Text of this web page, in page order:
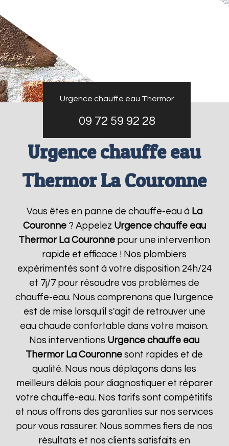
Urgence chauffe eau Thermor
09 72 59 92 28
Urgence chauffe eau
Thermor La Couronne
Vous êtes en panne de chauffe-eau à La
Couronne? Appelez Urgence chauffe eau
Thermor La Couronne pour une intervention
rapide et efficace ! Nos plombiers
expérimentés sont à votre disposition 24h/24
et 7j/7 pour résoudre vos problèmes de
chauffe-eau. Nous comprenons que l'urgence
est de mise lorsqu'il s'agit de retrouver une
eau chaude confortable dans votre maison.
Nos interventions Urgence chauffe eau
Thermor La Couronne sont rapides et de
qualité. Nous nous déplaçons dans les
meilleurs délais pour diagnostiquer et réparer
votre chauffe-eau. Nos tarifs sont compétitifs
et nous offrons des garanties sur nos services
pour vous rassurer. Nous sommes fiers de nos
résultats et nos clients satisfaits en